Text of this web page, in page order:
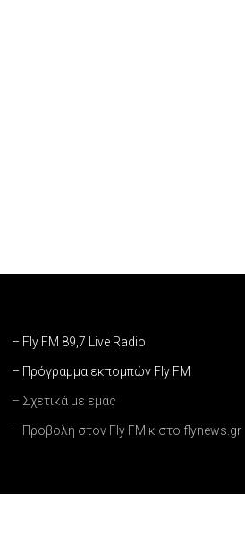
– Fly FM 89,7 Live Radio
– Πρόγραμμα εκπομπών Fly FM
– Σχετικά με εμάς
– Προβολή στον Fly FM κ στο flynews.gr